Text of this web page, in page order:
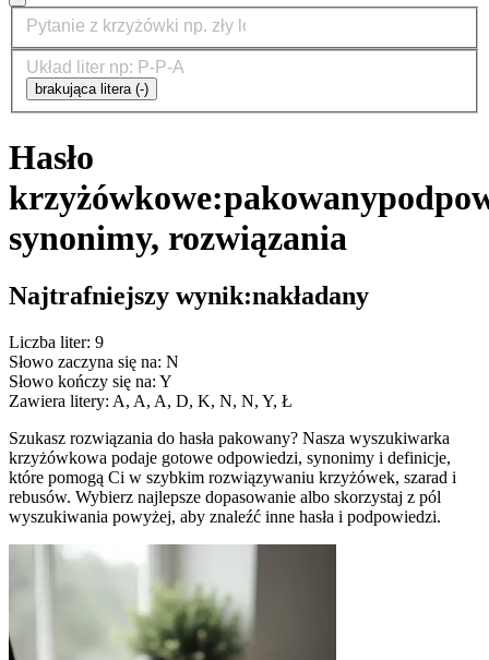
brakująca litera (-)
Hasło
krzyżówkowe:pakowany
synonimy, rozwiązania
Najtrafniejszy wynik:nakładany
Liczba liter: 9
Słowo zaczyna się na: N
Słowo kończy się na: Y
Zawiera litery: A, A, A, D, K, N, N, Y, Ł
Szukasz rozwiązania do hasła pakowany? Nasza wyszukiwarka
krzyżówkowa podaje gotowe odpowiedzi, synonimy i definicje,
które pomogą Ci w szybkim rozwiązywaniu krzyżówek, szarad i
rebusów. Wybierz najlepsze dopasowanie albo skorzystaj z pól
wyszukiwania powyżej, aby znaleźć inne hasła i podpowiedzi.